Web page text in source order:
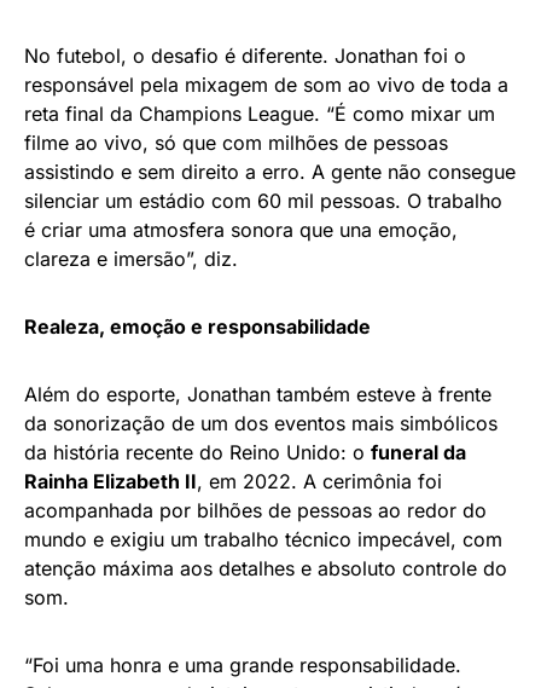
No futebol, o desafio é diferente. Jonathan foi o
responsável pela mixagem de som ao vivo de toda a
reta final da Champions League. “É como mixar um
filme ao vivo, só que com milhões de pessoas
assistindo e sem direito a erro. A gente não consegue
silenciar um estádio com 60 mil pessoas. O trabalho
é criar uma atmosfera sonora que una emoção,
clareza e imersão”, diz.
Realeza, emoção e responsabilidade
Além do esporte, Jonathan também esteve à frente
da sonorização de um dos eventos mais simbólicos
da história recente do Reino Unido: o funeral da
Rainha Elizabeth II, em 2022. A cerimônia foi
acompanhada por bilhões de pessoas ao redor do
mundo e exigiu um trabalho técnico impecável, com
atenção máxima aos detalhes e absoluto controle do
som.
“Foi uma honra e uma grande responsabilidade.